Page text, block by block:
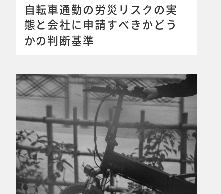
自転車通勤の労災リスクの実
態と会社に申請すべきかどう
かの判断基準